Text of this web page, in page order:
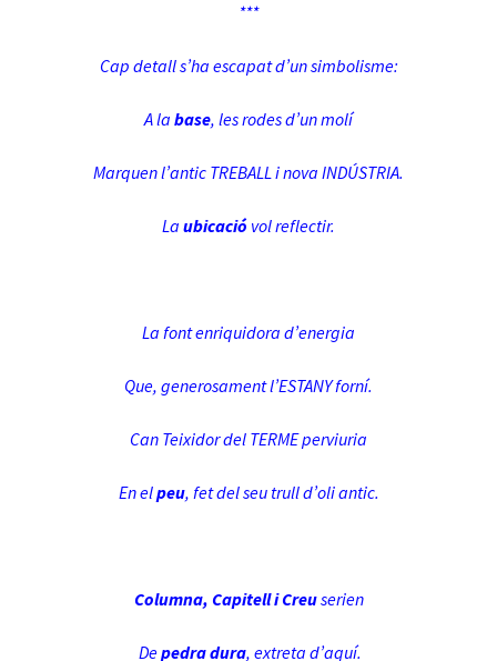
***
Cap detall s’ha escapat d’un simbolisme:
A la base, les rodes d’un molí
Marquen l’antic TREBALL i nova INDÚSTRIA.
La ubicació vol reflectir.
La font enriquidora d’energia
Que, generosament l’ESTANY forní.
Can Teixidor del TERME perviuria
En elpeu, fet del seu trull d’oli antic.
Columna, Capitell i Creuserien
Depedra dura, extreta d’aquí.